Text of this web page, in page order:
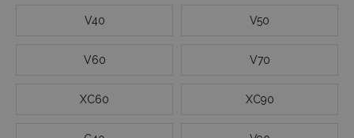
V40 V50
V60 V70
XC60 XC90